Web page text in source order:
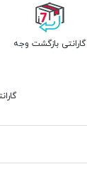
گارانتی بازگشت وجه